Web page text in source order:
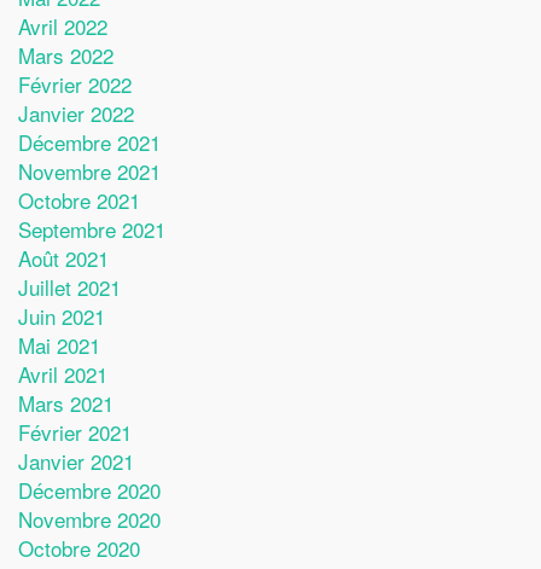
Avril 2022
Mars 2022
Février 2022
Janvier 2022
Décembre 2021
Novembre 2021
Octobre 2021
Septembre 2021
Août 2021
Juillet 2021
Juin 2021
Mai 2021
Avril 2021
Mars 2021
Février 2021
Janvier 2021
Décembre 2020
Novembre 2020
Octobre 2020